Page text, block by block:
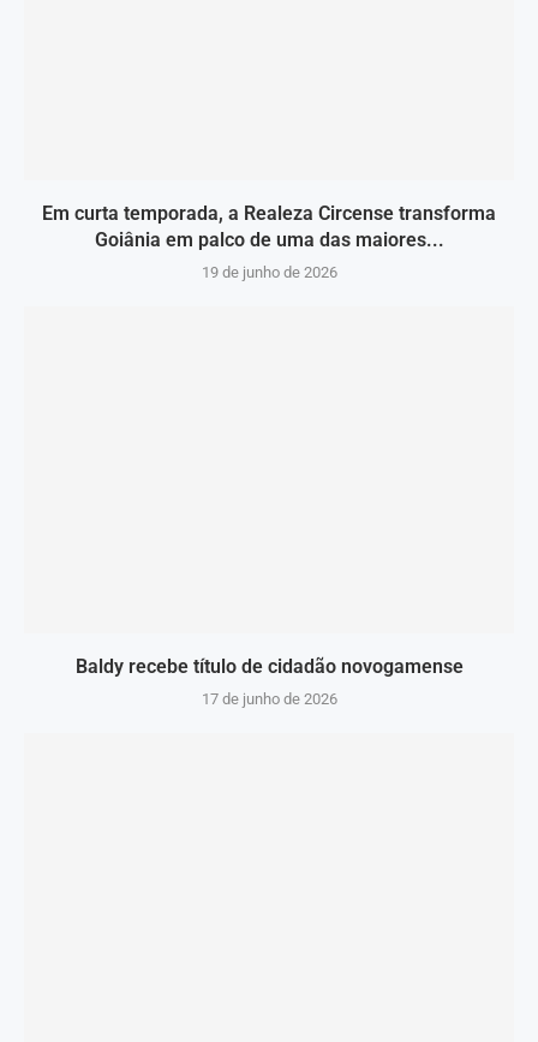
Em curta temporada, a Realeza Circense transforma
Goiânia em palco de uma das maiores...
19 de junho de 2026
Baldy recebe título de cidadão novogamense
17 de junho de 2026